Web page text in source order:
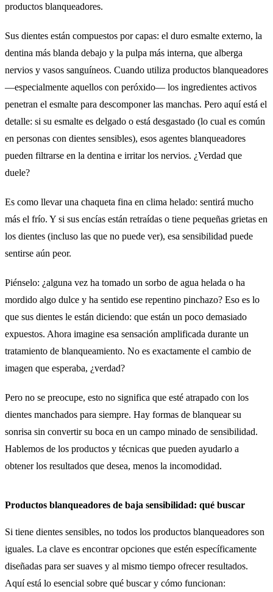
productos blanqueadores.
Sus dientes están compuestos por capas: el duro esmalte externo, la
dentina más blanda debajo y la pulpa más interna, que alberga
nervios y vasos sanguíneos. Cuando utiliza productos blanqueadores
—especialmente aquellos con peróxido— los ingredientes activos
penetran el esmalte para descomponer las manchas. Pero aquí está el
detalle: si su esmalte es delgado o está desgastado (lo cual es común
en personas con dientes sensibles), esos agentes blanqueadores
pueden filtrarse en la dentina e irritar los nervios. ¿Verdad que
duele?
Es como llevar una chaqueta fina en clima helado: sentirá mucho
más el frío. Y si sus encías están retraídas o tiene pequeñas grietas en
los dientes (incluso las que no puede ver), esa sensibilidad puede
sentirse aún peor.
Piénselo: ¿alguna vez ha tomado un sorbo de agua helada o ha
mordido algo dulce y ha sentido ese repentino pinchazo? Eso es lo
que sus dientes le están diciendo: que están un poco demasiado
expuestos. Ahora imagine esa sensación amplificada durante un
tratamiento de blanqueamiento. No es exactamente el cambio de
imagen que esperaba, ¿verdad?
Pero no se preocupe, esto no significa que esté atrapado con los
dientes manchados para siempre. Hay formas de blanquear su
sonrisa sin convertir su boca en un campo minado de sensibilidad.
Hablemos de los productos y técnicas que pueden ayudarlo a
obtener los resultados que desea, menos la incomodidad.
Productos blanqueadores de baja sensibilidad: qué buscar
Si tiene dientes sensibles, no todos los productos blanqueadores son
iguales. La clave es encontrar opciones que estén específicamente
diseñadas para ser suaves y al mismo tiempo ofrecer resultados.
Aquí está lo esencial sobre qué buscar y cómo funcionan: